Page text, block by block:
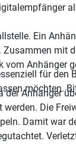
Ein
mit
vom
Anhänger
Die
Damit war
für